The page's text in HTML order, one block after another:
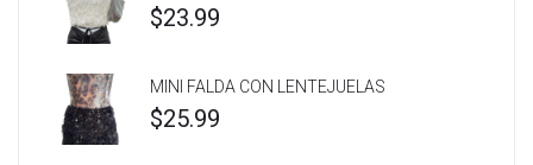
$23.99
MINI FALDA CON LENTEJUELAS
$25.99